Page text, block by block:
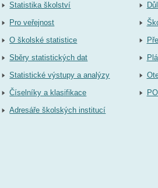
Statistika školství
Pro veřejnost
O školské statistice
Sběry statistických dat
Statistické výstupy a analýzy
Číselníky a klasifikace
Adresáře školských institucí